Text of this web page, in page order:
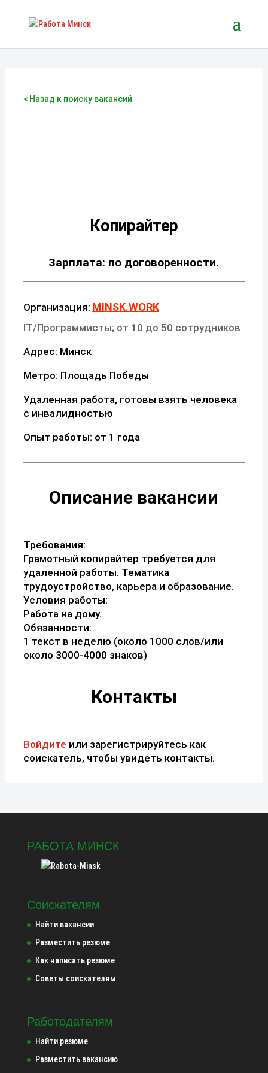
< Назад к поиску вакансий
Копирайтер
Зарплата: по договоренности.
Организация: MINSK.WORK
IT/Программисты; от 10 до 50 сотрудников
Адрес: Минск
Метро: Площадь Победы
Удаленная работа, готовы взять человека
с инвалидностью
Опыт работы: от 1 года
Описание вакансии
Требования:
Грамотный копирайтер требуется для
удаленной работы. Тематика
трудоустройство, карьера и образование.
Условия работы:
Работа на дому.
Обязанности:
1 текст в неделю (около 1000 слов/или
около 3000-4000 знаков)
Контакты
Войдите или зарегистрируйтесь как
соискатель, чтобы увидеть контакты.
РАБОТА МИНСК
Соискателям
Найти вакансии
Разместить резюме
Как написать резюме
Советы соискателям
Работодателям
Найти резюме
Разместить вакансию